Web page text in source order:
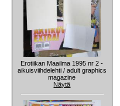
Erotiikan Maailma 1995 nr 2 -
aikuisviihdelehti / adult graphics
magazine
Näytä